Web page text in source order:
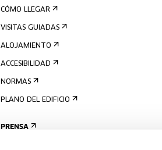
CÓMO LLEGAR
VISITAS GUIADAS
ALOJAMIENTO
ACCESIBILIDAD
NORMAS
PLANO DEL EDIFICIO
PRENSA